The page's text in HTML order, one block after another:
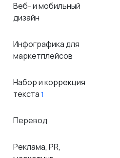
Веб- и мобильный
дизайн
Инфографика для
маркетплейсов
Набор и коррекция
текста 1
Перевод
Реклама, PR,